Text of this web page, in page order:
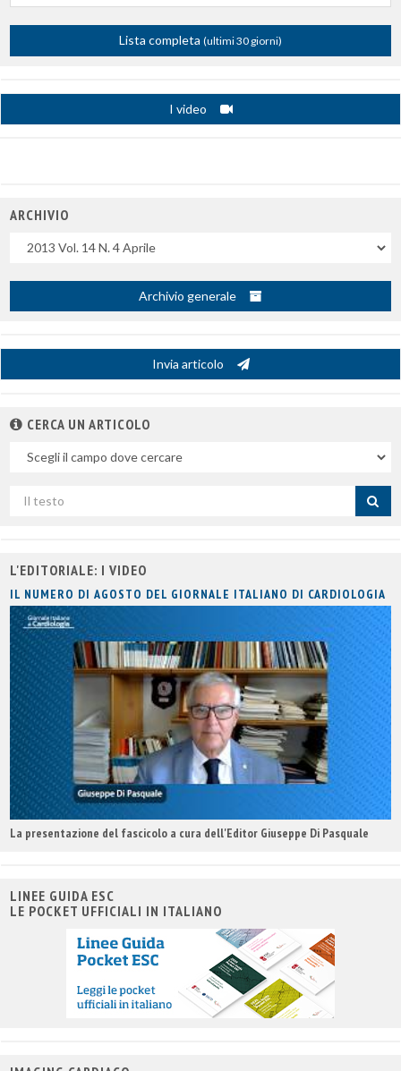
Lista completa (ultimi 30 giorni)
I video
ARCHIVIO
Uscite
Archivio generale
Invia articolo
CERCA UN ARTICOLO
Nel
Cerca
L'EDITORIALE: I VIDEO
IL NUMERO DI AGOSTO DEL GIORNALE ITALIANO DI CARDIOLOGIA
La presentazione del fascicolo a cura dell'Editor Giuseppe Di Pasquale
LINEE GUIDA ESC
LE POCKET UFFICIALI IN ITALIANO